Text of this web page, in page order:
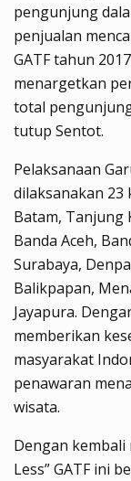
pengunjung
penjualan
GATF tahun
menargetkan
total
tutup Sentot.
Pelaksanaan
dilaksanakan 23
Batam, Tanjung
Banda Aceh,
Surabaya,
Balikpapan,
Jayapura.
memberikan
masyarakat
penawaran
wisata.
Dengan
Less”GATF ini